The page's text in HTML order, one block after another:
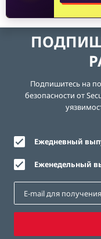
Подпишитесь на
безопасности от
Ежедневный
Еженедельный